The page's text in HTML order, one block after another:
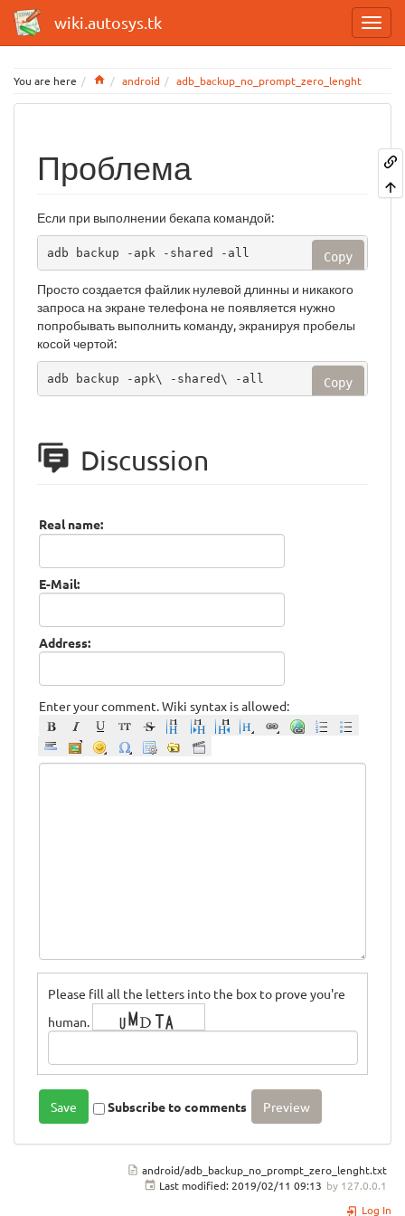
wiki.autosys.tk
You are here Homeandroid adb_backup_no_prompt_zero_lenght
Проблема
Если при выполнении бекапа командой:
adb backup -apk -shared -all Copy
Просто создается файлик нулевой длинны и никакого
запроса на экране телефона не появляется нужно
попробывать выполнить команду, экранируя пробелы
косой чертой:
adb backup -apk\ -shared\ -all Copy
Discussion
Real name:
E-Mail:
Address:
Enter your comment. Wiki syntax is allowed:
Please fill all the letters into the box to prove you're
human.
Subscribe to comments
android/adb_backup_no_prompt_zero_lenght.txt
Last modified:2019/02/11 09:13 by 127.0.0.1
Log In